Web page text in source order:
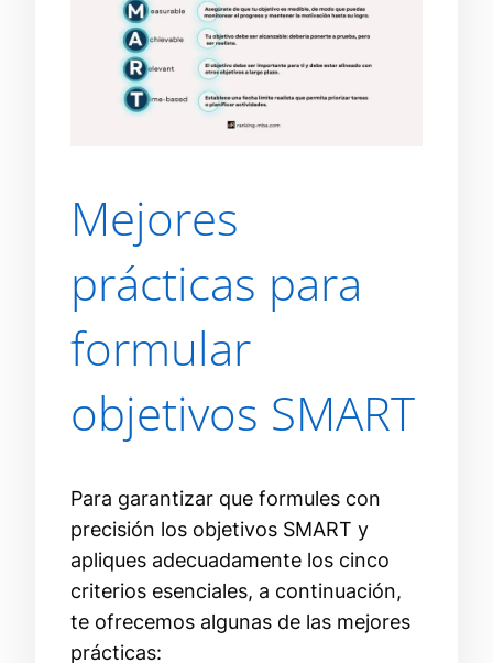
Mejores
prácticas para
formular
objetivos SMART
Para garantizar que formules con
precisión los objetivos SMART y
apliques adecuadamente los cinco
criterios esenciales, a continuación,
te ofrecemos algunas de las mejores
prácticas: